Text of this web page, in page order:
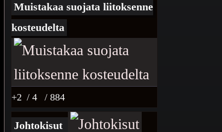
Muistakaa suojata liitoksenne
kosteudelta
+2 / 4 / 884
Johtokisut